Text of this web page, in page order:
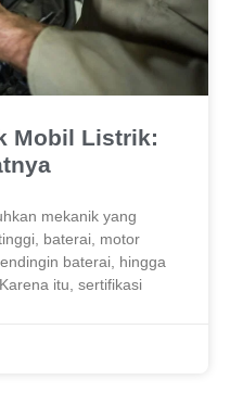
Mobil Listrik:
mekanik yang
baterai, motor
baterai, hingga
itu, sertifikasi